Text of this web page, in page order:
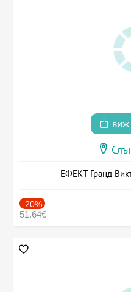
виж
ЕФЕКТ Гранд
-20%
51.64€